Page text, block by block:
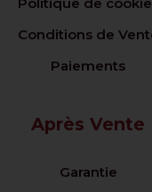
Conditions de
Paiements
Après Vente
Garantie